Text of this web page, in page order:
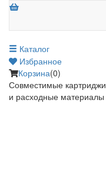
Каталог
Избранное
Корзина(0)
Совместимые картриджи
и расходные материалы